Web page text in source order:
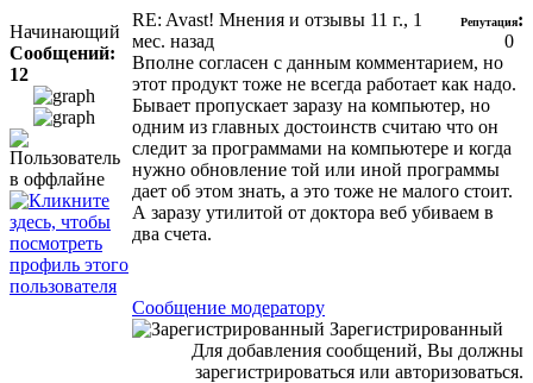
Начинающий
Сообщений:
12
RE: Avast! Мнения и отзывы 11 г., 1
мес. назад
Репутация:
0
Вполне согласен с данным комментарием, но
этот продукт тоже не всегда работает как надо.
Бывает пропускает заразу на компьютер, но
одним из главных достоинств считаю что он
следит за программами на компьютере и когда
нужно обновление той или иной программы
дает об этом знать, а это тоже не малого стоит.
А заразу утилитой от доктора веб убиваем в
два счета.
Сообщение модератору
Зарегистрированный
Для добавления сообщений, Вы должны
зарегистрироваться или авторизоваться.